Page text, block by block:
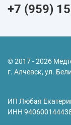
+7 (959)
© 2017 - 2026
г. Алчевск, ул.
ИП Любая
ИНН